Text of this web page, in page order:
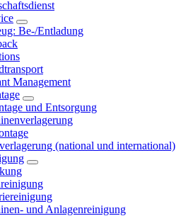
Be-/Entladung
Management
und Entsorgung
(national und international)
und Anlagenreinigung